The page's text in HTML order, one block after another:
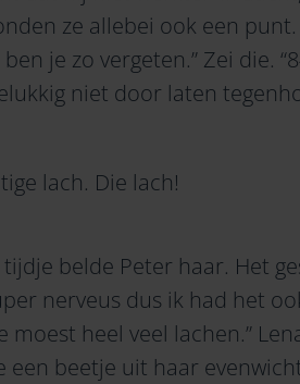
ze allebei ook een
je zo vergeten.” Zei die.
niet door laten
lach. Die lach!
belde Peter haar. Het
nerveus dus ik had het
moest heel veel lachen.”
een beetje uit haar